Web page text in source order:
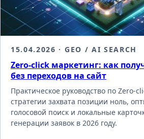
15.04.2026 · GEO / AI SEARCH
Zero-click маркетинг: как
без переходов на сайт
Практическое руководство по Zero-
стратегии захвата позиции ноль,
голосовой поиск и локальные
генерации заявок в 2026 году.